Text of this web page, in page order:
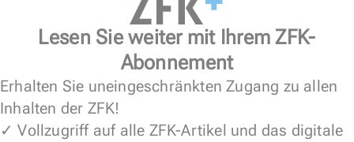
Lesen Sie weiter mit Ihrem ZFK-
Abonnement
Erhalten Sie uneingeschränkten Zugang zu allen
Inhalten der ZFK!
✓ Vollzugriff auf alle ZFK-Artikel und das digitale